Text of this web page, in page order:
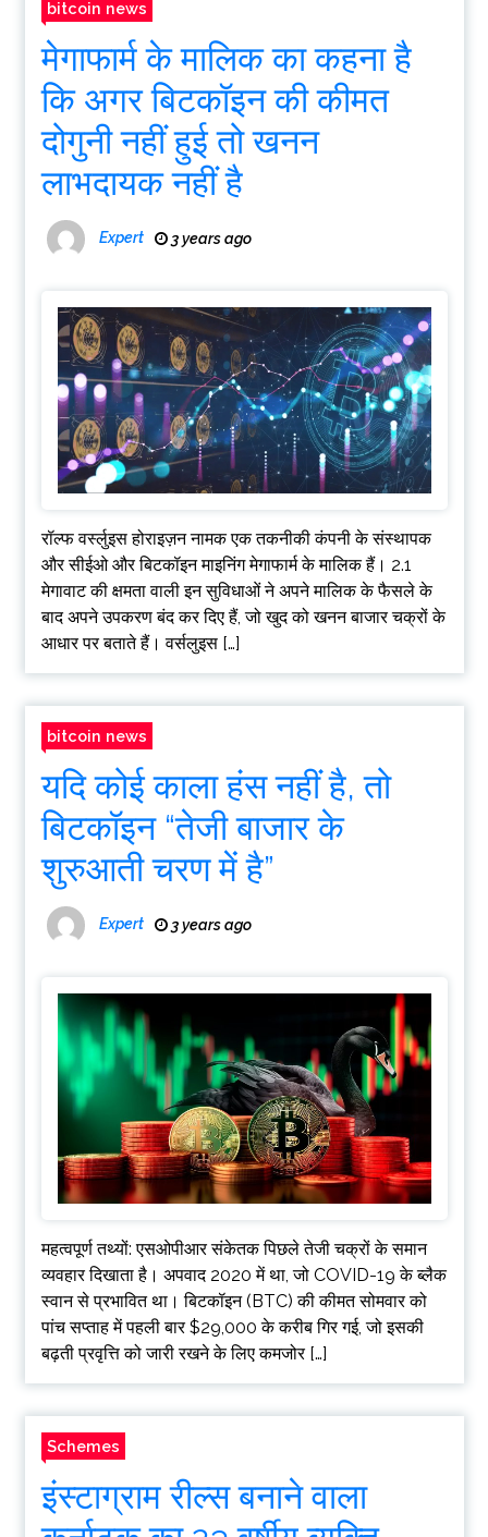
bitcoin news
मेगाफार्म के मालिक का कहना है
कि अगर बिटकॉइन की कीमत
दोगुनी नहीं हुई तो खनन
लाभदायक नहीं है
Expert 3 years ago
रॉल्फ वर्स्लुइस होराइज़न नामक एक तकनीकी कंपनी के संस्थापक
और सीईओ और बिटकॉइन माइनिंग मेगाफार्म के मालिक हैं। 2.1
मेगावाट की क्षमता वाली इन सुविधाओं ने अपने मालिक के फैसले के
बाद अपने उपकरण बंद कर दिए हैं, जो खुद को खनन बाजार चक्रों के
आधार पर बताते हैं। वर्सलुइस […]
bitcoin news
यदि कोई काला हंस नहीं है, तो
बिटकॉइन “तेजी बाजार के
शुरुआती चरण में है”
Expert 3 years ago
महत्वपूर्ण तथ्यों: एसओपीआर संकेतक पिछले तेजी चक्रों के समान
व्यवहार दिखाता है। अपवाद 2020 में था, जो COVID-19 के ब्लैक
स्वान से प्रभावित था। बिटकॉइन (BTC) की कीमत सोमवार को
पांच सप्ताह में पहली बार $29,000 के करीब गिर गई, जो इसकी
बढ़ती प्रवृत्ति को जारी रखने के लिए कमजोर […]
Schemes
इंस्टाग्राम रील्स बनाने वाला